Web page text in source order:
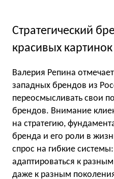
Стратегический
красивых картинок
Валерия Репина
западных брендов из
переосмысливать свои
брендов. Внимание
на стратегию,
бренда и его роли в
спрос на гибкие
адаптироваться к
даже к разным